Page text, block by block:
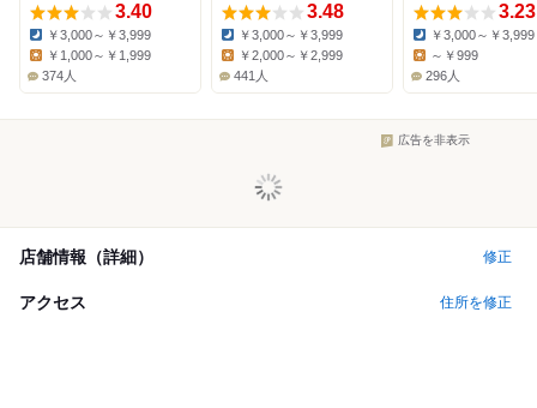
3.40
Dinner:
￥3,000～￥3,999
￥1,000～￥1,999
374人
3.48
Dinner:
￥3,000～￥3,999
￥2,000～￥2,999
441人
3.23
Dinner:
￥3,000～￥3,999
～￥999
296人
広告を非表示
店舗情報（詳細） 修正
アクセス 住所を修正